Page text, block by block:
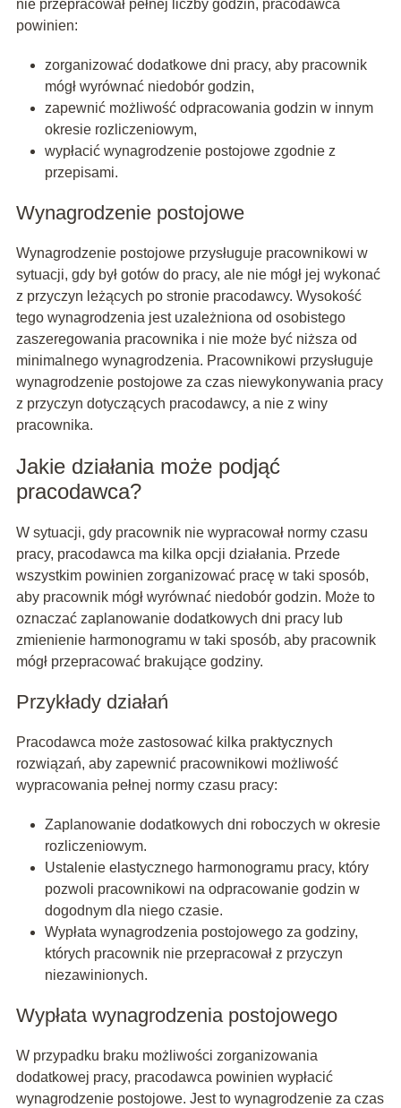
nie przepracował pełnej liczby godzin, pracodawca
powinien:
zorganizować dodatkowe dni pracy, aby pracownik
mógł wyrównać niedobór godzin,
zapewnić możliwość odpracowania godzin w innym
okresie rozliczeniowym,
wypłacić wynagrodzenie postojowe zgodnie z
przepisami.
Wynagrodzenie postojowe
Wynagrodzenie postojowe przysługuje pracownikowi w
sytuacji, gdy był gotów do pracy, ale nie mógł jej wykonać
z przyczyn leżących po stronie pracodawcy. Wysokość
tego wynagrodzenia jest uzależniona od osobistego
zaszeregowania pracownika i nie może być niższa od
minimalnego wynagrodzenia. Pracownikowi przysługuje
wynagrodzenie postojowe za czas niewykonywania pracy
z przyczyn dotyczących pracodawcy, a nie z winy
pracownika.
Jakie działania może podjąć
pracodawca?
W sytuacji, gdy pracownik nie wypracował normy czasu
pracy, pracodawca ma kilka opcji działania. Przede
wszystkim powinien zorganizować pracę w taki sposób,
aby pracownik mógł wyrównać niedobór godzin. Może to
oznaczać zaplanowanie dodatkowych dni pracy lub
zmienienie harmonogramu w taki sposób, aby pracownik
mógł przepracować brakujące godziny.
Przykłady działań
Pracodawca może zastosować kilka praktycznych
rozwiązań, aby zapewnić pracownikowi możliwość
wypracowania pełnej normy czasu pracy:
Zaplanowanie dodatkowych dni roboczych w okresie
rozliczeniowym.
Ustalenie elastycznego harmonogramu pracy, który
pozwoli pracownikowi na odpracowanie godzin w
dogodnym dla niego czasie.
Wypłata wynagrodzenia postojowego za godziny,
których pracownik nie przepracował z przyczyn
niezawinionych.
Wypłata wynagrodzenia postojowego
W przypadku braku możliwości zorganizowania
dodatkowej pracy, pracodawca powinien wypłacić
wynagrodzenie postojowe. Jest to wynagrodzenie za czas